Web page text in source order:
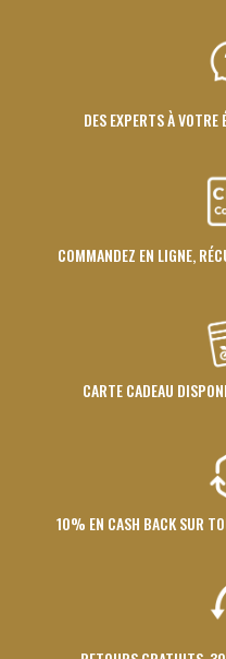
DES EXPERTS À
COMMANDEZ EN LIGNE,
CARTE CADEAU
10% EN CASH BACK SUR